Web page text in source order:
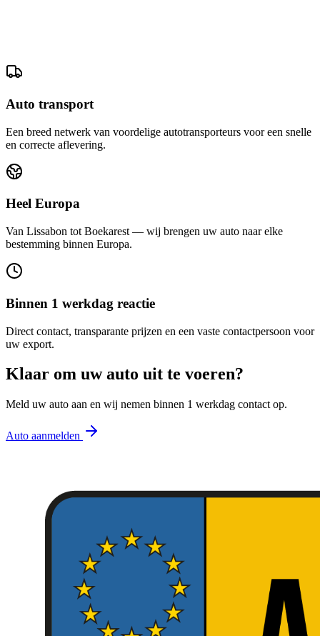
Auto transport
Een breed netwerk van voordelige autotransporteurs voor een snelle
en correcte aflevering.
Heel Europa
Van Lissabon tot Boekarest — wij brengen uw auto naar elke
bestemming binnen Europa.
Binnen 1 werkdag reactie
Direct contact, transparante prijzen en een vaste contactpersoon voor
uw export.
Klaar om uw auto uit te voeren?
Meld uw auto aan en wij nemen binnen 1 werkdag contact op.
Auto aanmelden